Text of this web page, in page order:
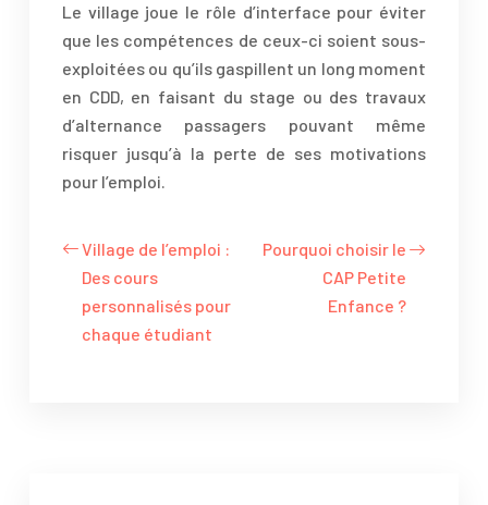
Le village joue le rôle d’interface pour éviter
que les compétences de ceux-ci soient sous-
exploitées ou qu’ils gaspillent un long moment
en CDD, en faisant du stage ou des travaux
d’alternance passagers pouvant même
risquer jusqu’à la perte de ses motivations
pour l’emploi.
Village de l’emploi :
Des cours
personnalisés pour
chaque étudiant
Pourquoi choisir le
CAP Petite
Enfance ?